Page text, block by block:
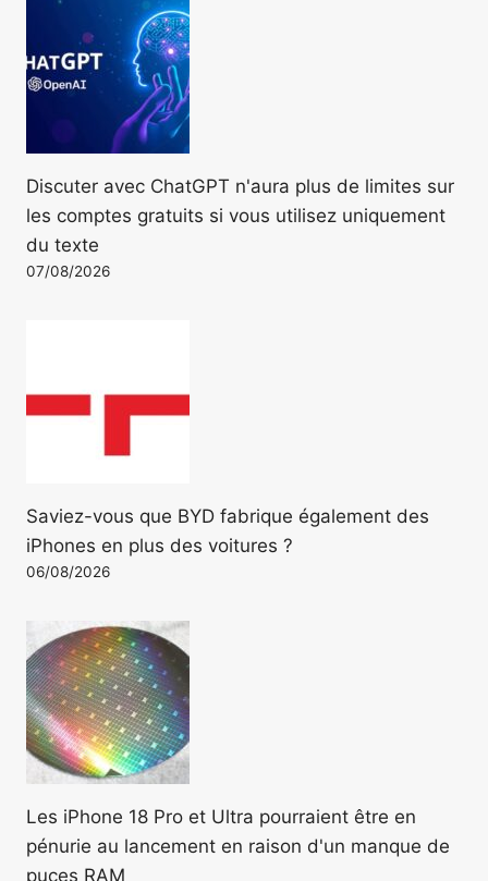
Discuter avec ChatGPT n'aura plus de limites sur
les comptes gratuits si vous utilisez uniquement
du texte
07/08/2026
Saviez-vous que BYD fabrique également des
iPhones en plus des voitures ?
06/08/2026
Les iPhone 18 Pro et Ultra pourraient être en
pénurie au lancement en raison d'un manque de
puces RAM